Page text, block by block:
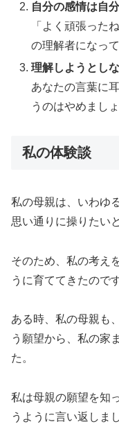
自分の感情は自
「よく頑張った
の理解者になっ
理解しようとし
あなたの言葉に
うのはやめましょ
私の体験談
私の母親は、いわゆ
思い通りに操りたい
そのため、私の考え
うに育ててきたのです
ある時、私の母親も
う願望から、私の家
た。
私は母親の願望を知
うように言い返しま